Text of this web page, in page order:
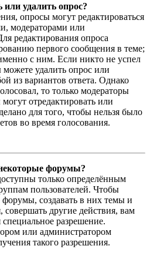
удалить опрос?
опросы могут редактироваться
модераторами или
редактирования опроса
первого сообщения в теме;
с ним. Если никто не успел
можете удалить опрос или
из вариантов ответа. Однако
то только модераторы
отредактировать или
для того, чтобы нельзя было
во время голосования.
форумы?
только определённым
пользователей. Чтобы
форумы, создавать в них темы и
совершать другие действия, вам
разрешение.
или администратором
такого разрешения.